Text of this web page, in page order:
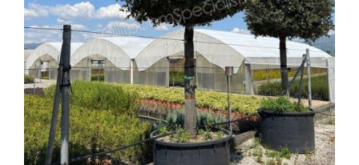
Treesafe
VORSTBESCHERMINGVOORBOMEN.NL
WINTERSCHUTZFUERBAEUME.DE
FROSTPROTECTIONFORTREES.CO.UK
Terracotta
TERRACOTTA.NL
TERRACOTTA.BE
TERRAKOTTA.DE